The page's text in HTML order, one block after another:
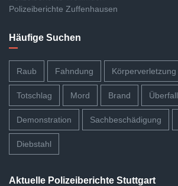
Polizeiberichte Zuffenhausen
Häufige Suchen
Raub Fahndung Körperverletzung
Totschlag Mord Brand Überfall
Demonstration Sachbeschädigung
Diebstahl
Aktuelle Polizeiberichte Stuttgart